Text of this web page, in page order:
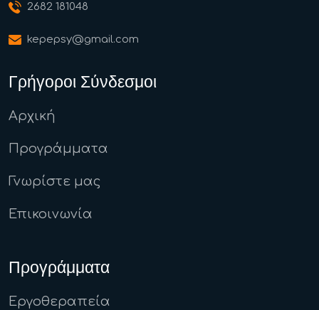
2682 181048
kepepsy@gmail.com
Γρήγοροι Σύνδεσμοι
Αρχική
Προγράμματα
Γνωρίστε μας
Επικοινωνία
Προγράμματα
Εργοθεραπεία